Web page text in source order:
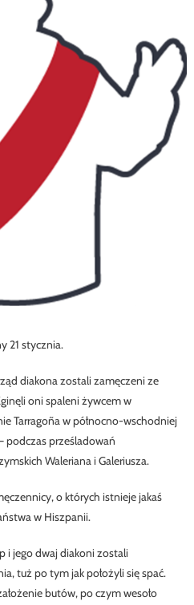
21 stycznia.
diakona zostali zamęczeni ze
oni spaleni żywcem w
Tarragoña w północno-wschodniej
podczas prześladowań
Waleriana i Galeriusza.
o których istnieje jakaś
w Hiszpanii.
i jego dwaj diakoni zostali
tuż po tym jak położyli się spać.
butów, po czym wesoło